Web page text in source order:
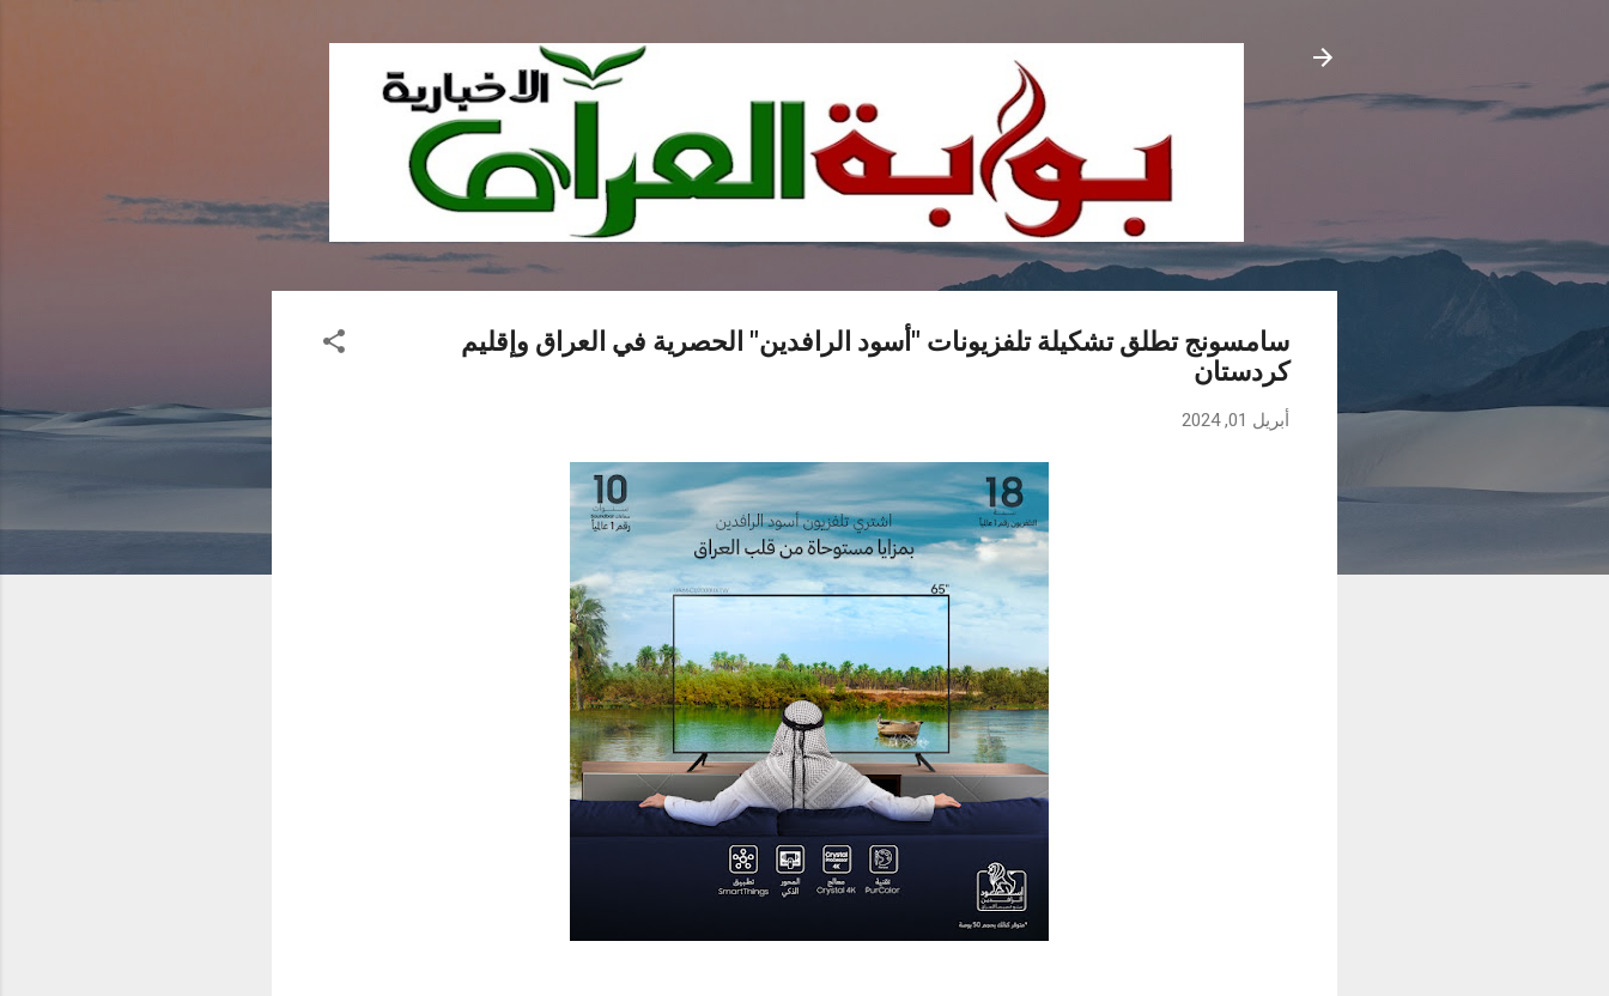
سامسونج تطلق تشكيلة تلفزيونات "أسود الرافدين" الحصرية في العراق وإقليم
كردستان
أبريل 01, 2024